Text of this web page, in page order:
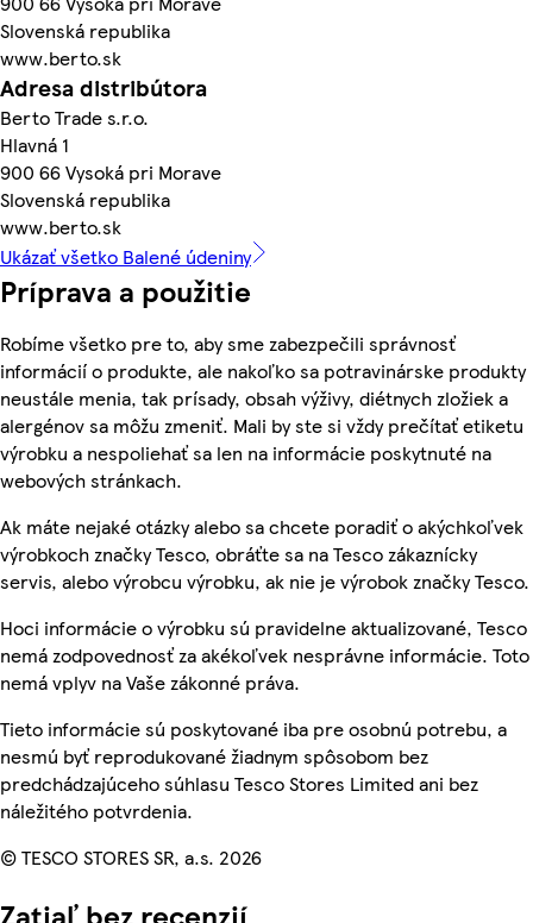
Slovenská republika
www.berto.sk
Adresa distribútora
Berto Trade s.r.o.
Hlavná 1
900 66 Vysoká pri Morave
Slovenská republika
www.berto.sk
Ukázať všetko Balené údeniny
Príprava a použitie
Robíme všetko pre to, aby sme zabezpečili správnosť
informácií o produkte, ale nakoľko sa potravinárske produkty
neustále menia, tak prísady, obsah výživy, diétnych zložiek a
alergénov sa môžu zmeniť. Mali by ste si vždy prečítať etiketu
výrobku a nespoliehať sa len na informácie poskytnuté na
webových stránkach.
Ak máte nejaké otázky alebo sa chcete poradiť o akýchkoľvek
výrobkoch značky Tesco, obráťte sa na Tesco zákaznícky
servis, alebo výrobcu výrobku, ak nie je výrobok značky Tesco.
Hoci informácie o výrobku sú pravidelne aktualizované, Tesco
nemá zodpovednosť za akékoľvek nesprávne informácie. Toto
nemá vplyv na Vaše zákonné práva.
Tieto informácie sú poskytované iba pre osobnú potrebu, a
nesmú byť reprodukované žiadnym spôsobom bez
predchádzajúceho súhlasu Tesco Stores Limited ani bez
náležitého potvrdenia.
© TESCO STORES SR, a.s. 2026
Zatiaľ bez recenzií